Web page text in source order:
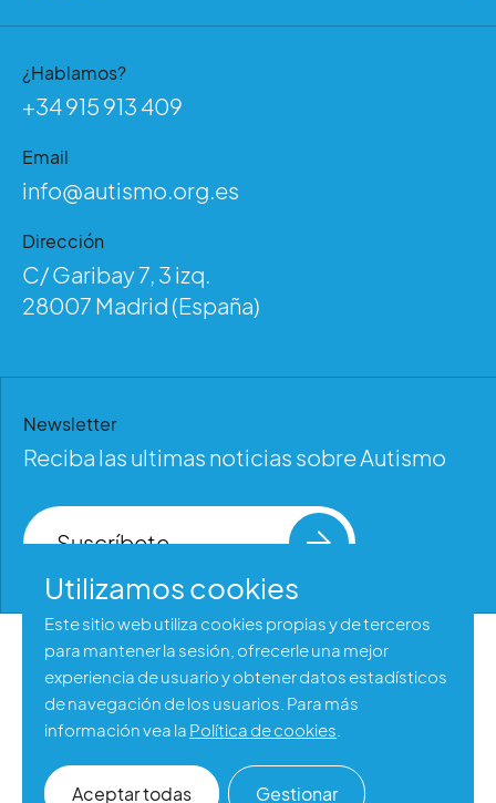
¿Hablamos?
+34 915 913 409
Email
info@autismo.org.es
Dirección
C/ Garibay 7, 3 izq.
28007 Madrid (España)
Newsletter
Reciba las ultimas noticias sobre Autismo
Suscríbete
Aviso legal
Política de privacidad
Política de cookies
Accesibilidad web
Utilizamos cookies
Este sitio web utiliza cookies propias y de terceros
para mantener la sesión, ofrecerle una mejor
experiencia de usuario y obtener datos estadísticos
de navegación de los usuarios. Para más
información vea la Política de cookies
Aceptar todas Gestionar